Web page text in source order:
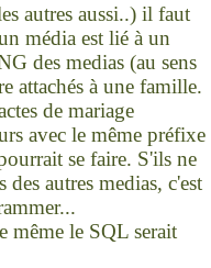
autres aussi..) il faut
média est lié à un
des medias (au sens
attachés à une famille.
de mariage
avec le même préfixe
se faire. S'ils ne
des autres medias, c'est
même le SQL serait